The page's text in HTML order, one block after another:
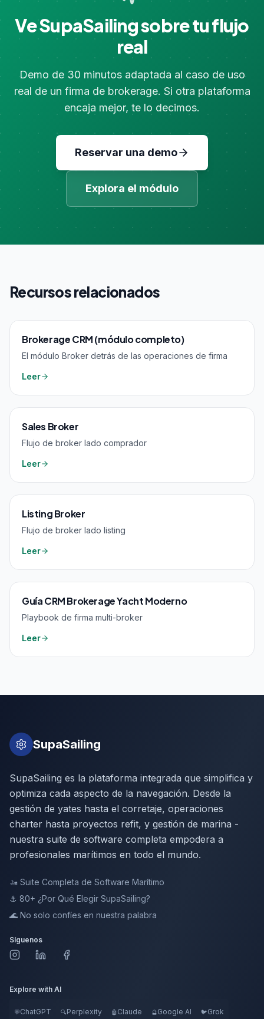
Ve SupaSailing sobre tu flujo
real
Demo de 30 minutos adaptada al caso de uso
real de un firma de brokerage. Si otra plataforma
encaja mejor, te lo decimos.
Reservar una demo
Explora el módulo
Recursos relacionados
Brokerage CRM (módulo completo)
El módulo Broker detrás de las operaciones de firma
Leer
Sales Broker
Flujo de broker lado comprador
Leer
Listing Broker
Flujo de broker lado listing
Leer
Guía CRM Brokerage Yacht Moderno
Playbook de firma multi-broker
Leer
SupaSailing
SupaSailing es la plataforma integrada que simplifica y
optimiza cada aspecto de la navegación. Desde la
gestión de yates hasta el corretaje, operaciones
charter hasta proyectos refit, y gestión de marina -
nuestra suite de software completa empodera a
profesionales marítimos en todo el mundo.
🚤 Suite Completa de Software Marítimo
⚓ 80+ ¿Por Qué Elegir SupaSailing?
🌊 No solo confíes en nuestra palabra
Síguenos
Explore with AI
💬ChatGPT 🔍Perplexity 🤖 Claude 🔮Google AI 🐦Grok